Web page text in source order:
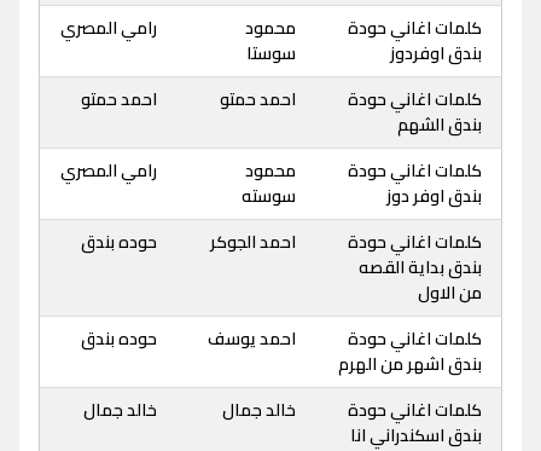
كلمات اغاني حودة
بندق اوفردوز
محمود
سوستا
رامي المصري
كلمات اغاني حودة
بندق الشهم
احمد حمتو احمد حمتو
كلمات اغاني حودة
بندق اوفر دوز
محمود
سوسته
رامي المصري
كلمات اغاني حودة
بندق بداية القصه
من الاول
احمد الجوكر حوده بندق
كلمات اغاني حودة
بندق اشهر من الهرم
احمد يوسف حوده بندق
كلمات اغاني حودة
بندق اسكندراني انا
خالد جمال خالد جمال